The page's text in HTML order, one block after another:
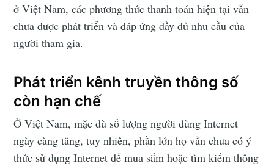
ở Việt Nam, các phương thức thanh toán hiện tại vẫn
chưa được phát triển và đáp ứng đầy đủ nhu cầu của
người tham gia.
Phát triển kênh truyền thông số
còn hạn chế
Ở Việt Nam, mặc dù số lượng người dùng Internet
ngày càng tăng, tuy nhiên, phần lớn họ vẫn chưa có ý
thức sử dụng Internet để mua sắm hoặc tìm kiếm thông